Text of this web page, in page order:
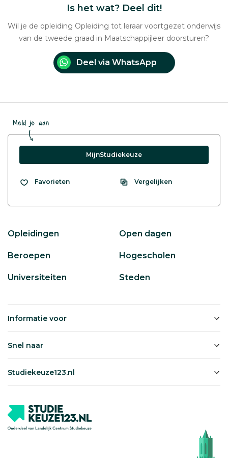
Is het wat? Deel dit!
Wil je de opleiding Opleiding tot leraar voortgezet onderwijs
van de tweede graad in Maatschappijleer doorsturen?
Deel via WhatsApp
Meld je aan
MijnStudiekeuze
Favorieten Vergelijken
Opleidingen Open dagen
Beroepen Hogescholen
Universiteiten Steden
Informatie voor
Snel naar
Studiekeuze123.nl